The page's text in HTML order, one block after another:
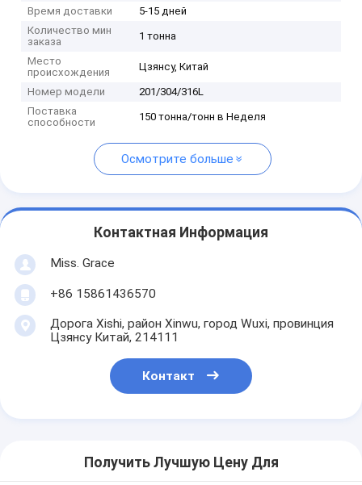
Время доставки
5-15 дней
Количество мин
заказа
1 тонна
Место
происхождения
Цзянсу, Китай
Номер модели
201/304/316L
Поставка
способности
150 тонна/тонн в Неделя
Осмотрите больше
Контактная Информация
Miss. Grace
+86 15861436570
Дорога Xishi, район Xinwu, город Wuxi, провинция
Цзянсу Китай, 214111
Контакт
Получить Лучшую Цену Для